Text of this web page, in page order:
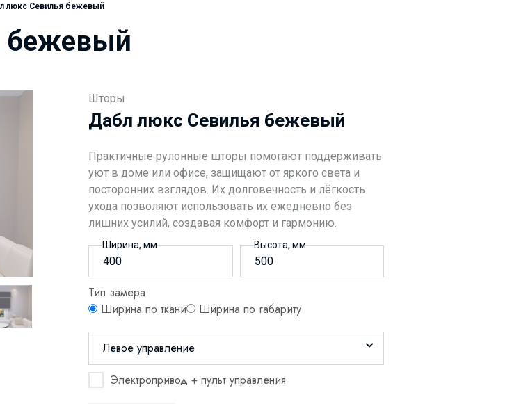
люкс Севилья бежевый
бежевый
Шторы
Дабл люкс Севилья бежевый
Практичные рулонные шторы помогают поддерживать
уют в доме или офисе, защищают от яркого света и
посторонних взглядов. Их долговечность и лёгкость
ухода позволяют использовать их ежедневно без
лишних усилий, создавая комфорт и гармонию.
Ширина, мм Высота, мм
Тип замера
Ширина по ткани
Ширина по габариту
Левое управление
Электропривод + пульт управления